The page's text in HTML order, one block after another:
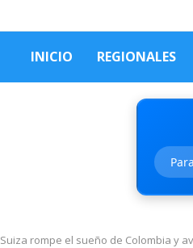
INICIO REGIONALES
Suiza rompe el sueño de Colombia y